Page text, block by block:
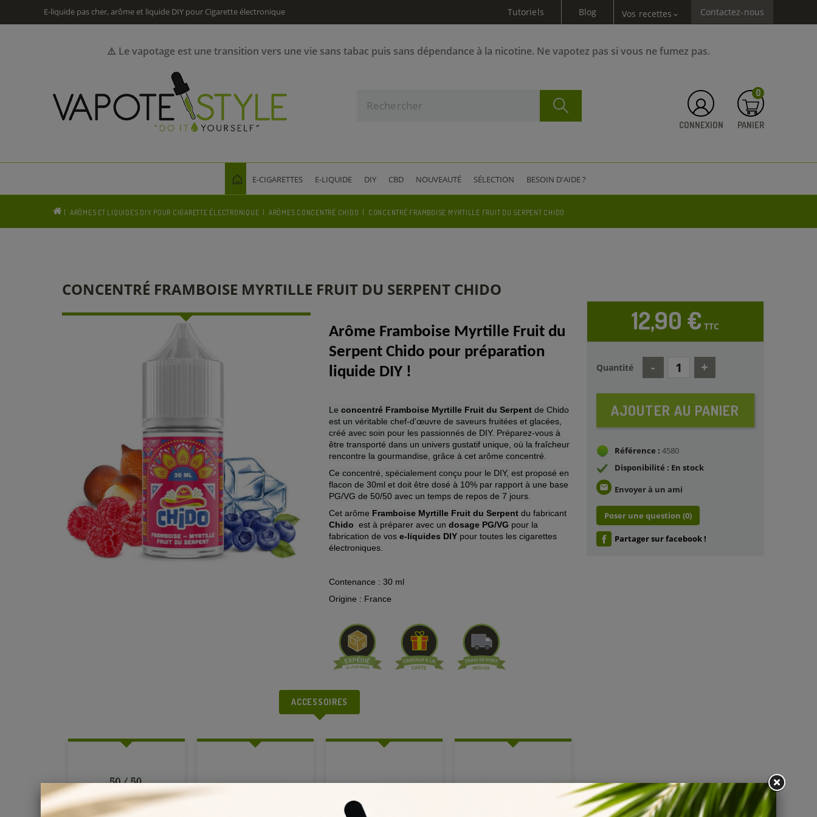
E-liquide pas cher, arôme et liquide DIY pour Cigarette électronique Tutoriels Blog Vos recettes expand_more Contactez-nous
⚠️ Le vapotage est une transition vers une vie sans tabac puis sans dépendance à la nicotine. Ne vapotez pas si vous ne fumez pas.
CONNEXION PANIER
0
E-CIGARETTES E-LIQUIDE DIY CBD NOUVEAUTÉ SÉLECTION BESOIN D'AIDE ?
ARÔMES ET LIQUIDES DIY POUR CIGARETTE ÉLECTRONIQUE ARÔMES CONCENTRÉ CHIDO CONCENTRÉ FRAMBOISE MYRTILLE FRUIT DU SERPENT CHIDO
CONCENTRÉ FRAMBOISE MYRTILLE FRUIT DU SERPENT CHIDO
Arôme Framboise Myrtille Fruit du
Serpent Chido pour préparation
liquide DIY !
Le concentré Framboise Myrtille Fruit du Serpentde Chido
est un véritable chef-d'œuvre de saveurs fruitées et glacées,
créé avec soin pour les passionnés de DIY. Préparez-vous à
être transporté dans un univers gustatif unique, où la fraîcheur
rencontre la gourmandise, grâce à cet arôme concentré.
Ce concentré, spécialement conçu pour le DIY, est proposé en
flacon de 30ml et doit être dosé à 10% par rapport à une base
PG/VG de 50/50 avec un temps de repos de 7 jours.
Cet arôme Framboise Myrtille Fruit du Serpent du fabricant
Chido est à préparer avec un dosage PG/VG pour la
fabrication de vos e-liquides DIYpour toutes les cigarettes
électroniques.
Contenance : 30 ml
Origine : France
ACCESSOIRES
12,90 € TTC
Quantité
AJOUTER AU PANIER
Référence : 4580
Disponibilité : En stock
email Envoyer à un ami
Poser une question (0)
Partager sur facebook !